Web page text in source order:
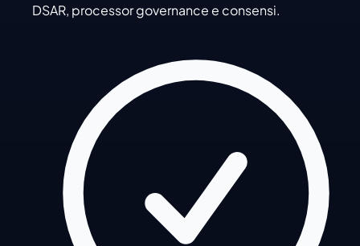
DSAR, processor governance e consensi.